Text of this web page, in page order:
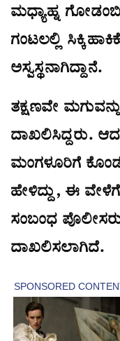
ಮಧ್ಯಾಹ್ನ
ಗಂಟಲಲ್ಲಿ
ಅಸ್ವಸ್ಥನಾಗಿದ್ದಾನೆ.
ತಕ್ಷಣವೇ
ದಾಖಲಿಸಿದ್ದರು.
ಮಂಗಳೂರಿಗೆ
ಹೇಳಿದ್ದು, ಈ
ಸಂಬಂಧ
ದಾಖಲಿಸಲಾಗಿದೆ.